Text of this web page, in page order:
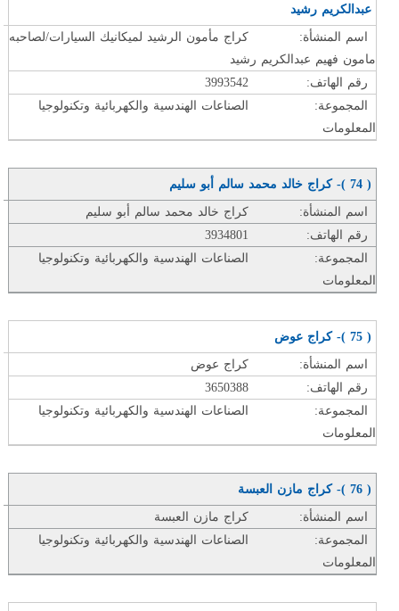
عبدالكريم رشيد
اسم المنشأة:
كراج مأمون الرشيد لميكانيك السيارات/لصاحبه
مامون فهيم عبدالكريم رشيد
رقم الهاتف:
3993542
المجموعة:
الصناعات الهندسية والكهربائية وتكنولوجيا
المعلومات
( 74 )- كراج خالد محمد سالم أبو سليم
اسم المنشأة:
كراج خالد محمد سالم أبو سليم
رقم الهاتف:
3934801
المجموعة:
الصناعات الهندسية والكهربائية وتكنولوجيا
المعلومات
( 75 )- كراج عوض
اسم المنشأة:
كراج عوض
رقم الهاتف:
3650388
المجموعة:
الصناعات الهندسية والكهربائية وتكنولوجيا
المعلومات
( 76 )- كراج مازن العبسة
اسم المنشأة:
كراج مازن العبسة
المجموعة:
الصناعات الهندسية والكهربائية وتكنولوجيا
المعلومات